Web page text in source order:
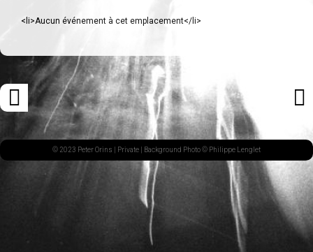
<li>Aucun événement à cet emplacement</li>
Navigation
des
articles
ARTICLE
PRÉCÉDENT© 2023 Peter Orins | Private | Background Photo © Philippe Lenglet